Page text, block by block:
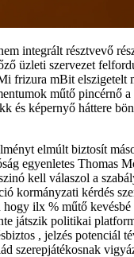
integrált résztvevő
üzleti szervezet
frizura mBit
műtő
és képernyő háttere
elmúlt biztosít
egyenletes Thomas
kell válaszol a
kormányzati kérdés
ilx % műtő
játszik politikai
, jelzés potenciál
szerepjátékosnak